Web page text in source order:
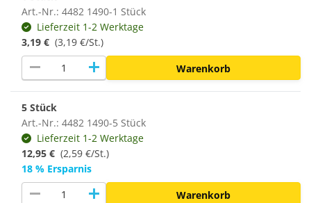
Art.-Nr.: 4482 1490-1 Stück
Lieferzeit 1-2 Werktage
3,19 € (3,19 €/St.)
remove add Warenkorb
5 Stück
Art.-Nr.: 4482 1490-5 Stück
Lieferzeit 1-2 Werktage
12,95 € (2,59 €/St.)
18 % Ersparnis
remove add Warenkorb